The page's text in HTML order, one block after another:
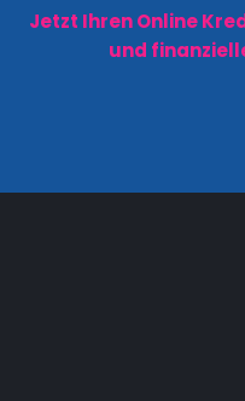
Jetzt Ihren Online
und